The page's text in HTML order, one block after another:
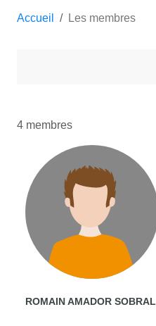
Accueil Les membres
4 membres
ROMAIN AMADOR SOBRAL